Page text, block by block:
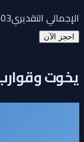
الإجمالي التقديري3 ساعات - 35 شخص (10% خصم)
احجز الآن
يخوت